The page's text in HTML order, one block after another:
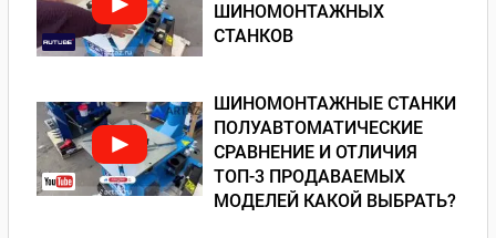
ШИНОМОНТАЖНЫХ
СТАНКОВ
ШИНОМОНТАЖНЫЕ СТАНКИ
ПОЛУАВТОМАТИЧЕСКИЕ
СРАВНЕНИЕ И ОТЛИЧИЯ
ТОП-3 ПРОДАВАЕМЫХ
МОДЕЛЕЙ КАКОЙ ВЫБРАТЬ?